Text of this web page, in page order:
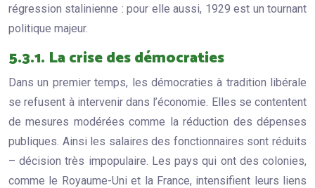
régression stalinienne : pour elle aussi, 1929 est un tournant
politique majeur.
5.3.1. La crise des démocraties
Dans un premier temps, les démocraties à tradition libérale
se refusent à intervenir dans l’économie. Elles se contentent
de mesures modérées comme la réduction des dépenses
publiques. Ainsi les salaires des fonctionnaires sont réduits
– décision très impopulaire. Les pays qui ont des colonies,
comme le Royaume-Uni et la France, intensifient leurs liens